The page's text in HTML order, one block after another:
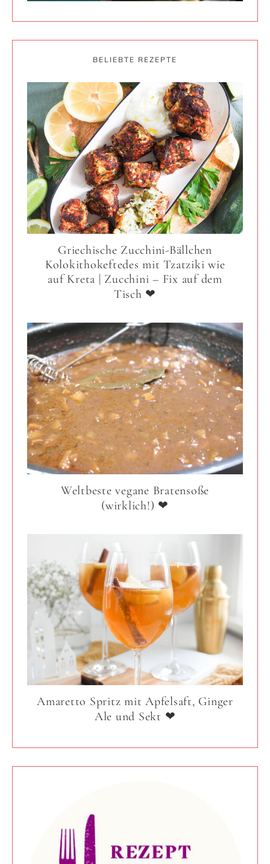
BELIEBTE REZEPTE
Griechische Zucchini-Bällchen
Kolokithokeftedes mit Tzatziki wie
auf Kreta | Zucchini – Fix auf dem
Tisch ❤
Weltbeste vegane Bratensoße
(wirklich!) ❤
Amaretto Spritz mit Apfelsaft, Ginger
Ale und Sekt ❤